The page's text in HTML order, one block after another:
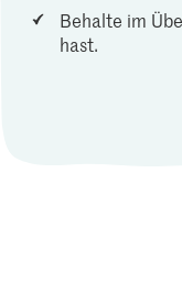
Behalte im
hast.